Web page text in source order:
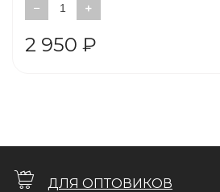
− +
2 950 ₽
ДЛЯ ОПТОВИКОВ